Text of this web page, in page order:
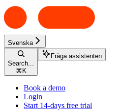
Svenska
Search...
⌘ K
Fråga assistenten
Book a demo
Login
Start 14-days free trial